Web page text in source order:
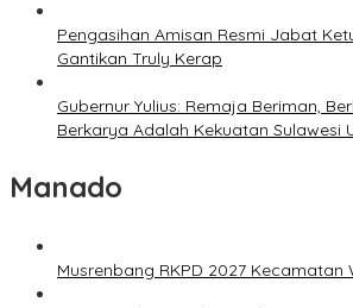
Pengasihan Amisan Resmi Jabat
Gantikan Truly Kerap
Gubernur Yulius: Remaja Beriman,
Berkarya Adalah Kekuatan Sulawesi
Manado
Musrenbang RKPD 2027 Kecamatan